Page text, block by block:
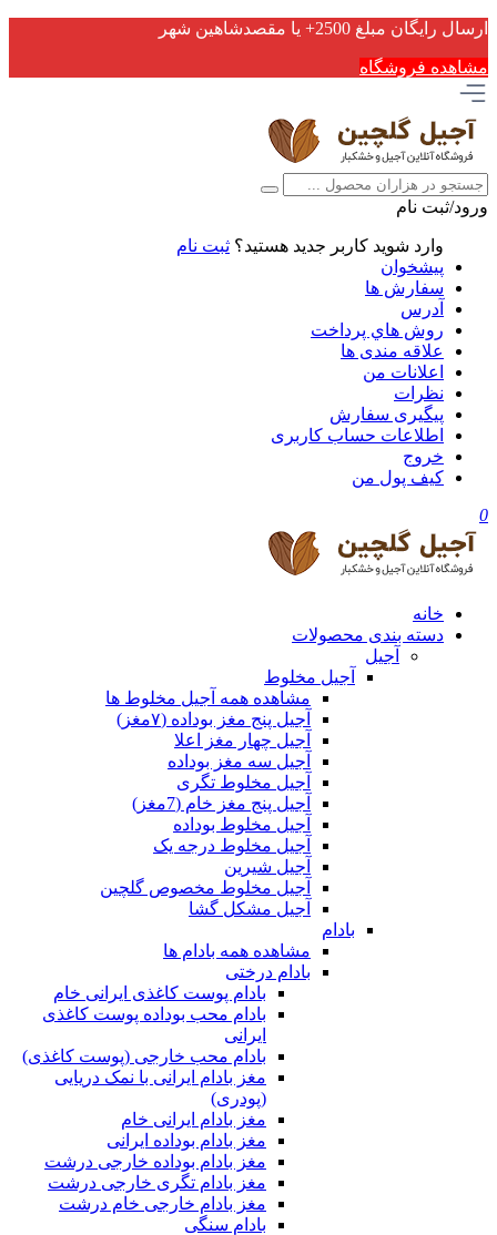
ارسال رایگان مبلغ 2500+ یا مقصدشاهین شهر
مشاهده فروشگاه
ورود/ثبت نام
وارد شوید کاربر جدید هستید؟ ثبت نام
پیشخوان
سفارش ها
آدرس
روش هاي پرداخت
علاقه مندی ها
اعلانات من
نظرات
پیگیری سفارش
اطلاعات حساب كاربری
خروج
کیف پول من
0
خانه
دسته بندی محصولات
آجیل
آجیل مخلوط
مشاهده همه آجیل مخلوط ها
آجیل پنج مغز بوداده (۷مغز)
آجیل چهار مغز اعلا
آجیل سه مغز بوداده
آجیل مخلوط تگری
آجیل پنج مغز خام (7مغز)
آجیل مخلوط بوداده
آجیل مخلوط درجه یک
آجیل شیرین
آجیل مخلوط مخصوص گلچین
آجیل مشکل گشا
بادام
مشاهده همه بادام ها
بادام درختی
بادام پوست کاغذی ایرانی خام
بادام محب بوداده پوست کاغذی
ایرانی
بادام محب خارجی (پوست کاغذی)
مغز بادام ایرانی با نمک دریایی
(پودری)
مغز بادام ایرانی خام
مغز بادام بوداده ایرانی
مغز بادام بوداده خارجی درشت
مغز بادام تگری خارجی درشت
مغز بادام خارجی خام درشت
بادام سنگی